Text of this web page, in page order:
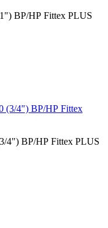
ВР/НР Fittex PLUS
4") ВР/НР Fittex PLUS